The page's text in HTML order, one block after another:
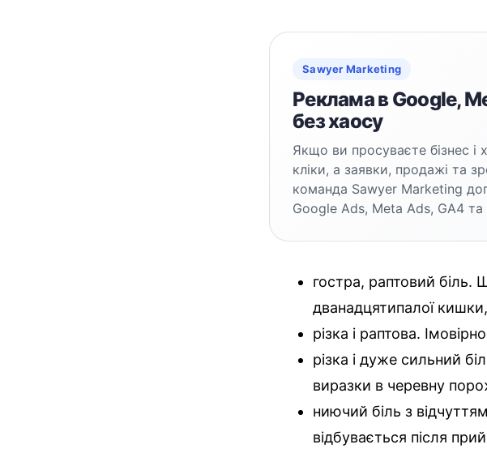
Sawyer Marketing
Реклама в Google,
без хаосу
Якщо ви просуваєте бізнес і
кліки, а заявки, продажі та
команда Sawyer Marketing
Google Ads, Meta Ads, GA4 та
гостра, раптовий біль.
дванадцятипалої
різка і раптова.
різка і дуже сильний
виразки в черевну
ниючий біль з
відбувається після